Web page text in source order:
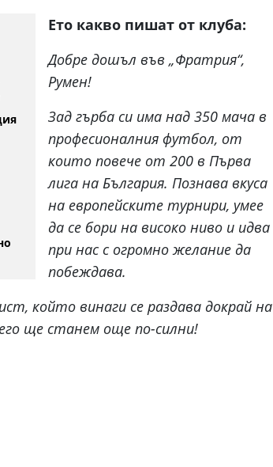
Ето какво пишат от клуба:
Добре дошъл във „Фратрия“,
Румен!
Зад гърба си има над 350 мача в
професионалния футбол, от
които повече от 200 в Първа
лига на България. Познава вкуса
на европейските турнири, умее
да се бори на високо ниво и идва
при нас с огромно желание да
побеждава.
който винаги се раздава докрай на
ще станем още по-силни!
Тотнъм започна преговори с Гакпо
05.08.2026